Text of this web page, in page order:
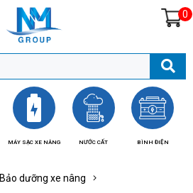
0
MÁY SẠC XE NÂNG NƯỚC CẤT BÌNH ĐIỆN
Bảo dưỡng xe nâng